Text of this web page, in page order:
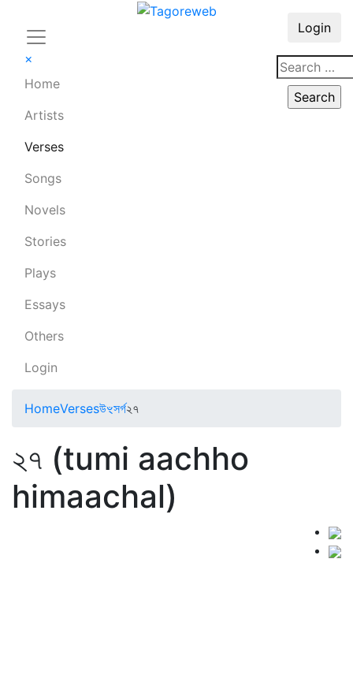
×
Home
Artists
Verses
Songs
Novels
Stories
Plays
Essays
Others
Login
Login
HomeVersesউৼসর্গ২৭
২৭ (tumi aachho
himaachal)